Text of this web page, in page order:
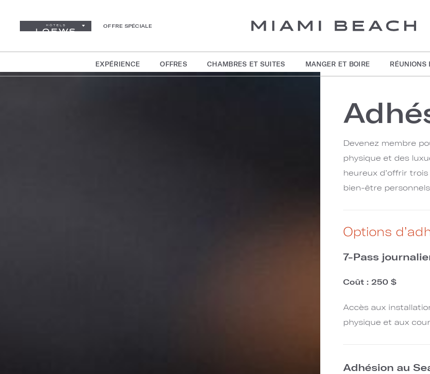
OFFRE SPÉCIALE
EXPÉRIENCE OFFRES CHAMBRES ET SUITES MANGER ET BOIRE RÉUNIONS
Devenez membre
physique et des
heureux d’offrir
bien-être
Options
7-Pass
Coût : 250 $
Accès aux
physique et aux
Adhésion au